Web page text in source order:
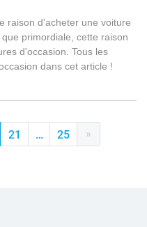
raison d'acheter une voiture
primordiale, cette raison
d'occasion. Tous les
dans cet article !
21 … 25 »